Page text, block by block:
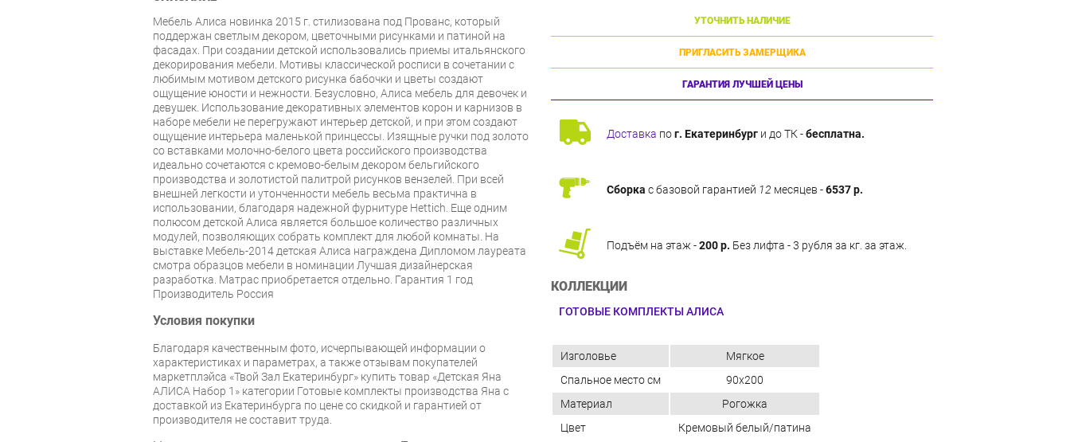
УТОЧНИТЬ НАЛИЧИЕ
ПРИГЛАСИТЬ ЗАМЕРЩИКА
ГАРАНТИЯ ЛУЧШЕЙ ЦЕНЫ
Доставка пог. Екатеринбург и до ТК -бесплатна.
Сборка с базовой гарантией 12 месяцев -6537 р.
Подъём на этаж -200 р. Без лифта - 3 рубля за кг. за этаж.
КОЛЛЕКЦИИ
ГОТОВЫЕ КОМПЛЕКТЫ АЛИСА
Мебель Алиса новинка 2015 г. стилизована под Прованс, который
поддержан светлым декором, цветочными рисунками и патиной на
фасадах. При создании детской использовались приемы итальянского
декорирования мебели. Мотивы классической росписи в сочетании с
любимым мотивом детского рисунка бабочки и цветы создают
ощущение юности и нежности. Безусловно, Алиса мебель для девочек и
девушек. Использование декоративных элементов корон и карнизов в
наборе мебели не перегружают интерьер детской, и при этом создают
ощущение интерьера маленькой принцессы. Изящные ручки под золото
со вставками молочно-белого цвета российского производства
идеально сочетаются с кремово-белым декором бельгийского
производства и золотистой палитрой рисунков вензелей. При всей
внешней легкости и утонченности мебель весьма практична в
использовании, благодаря надежной фурнитуре Hettich. Еще одним
полюсом детской Алиса является большое количество различных
модулей, позволяющих собрать комплект для любой комнаты. На
выставке Мебель-2014 детская Алиса награждена Дипломом лауреата
смотра образцов мебели в номинации Лучшая дизайнерская
разработка. Матрас приобретается отдельно. Гарантия 1 год
Производитель Россия
Условия покупки
Благодаря качественным фото, исчерпывающей информации о
характеристиках и параметрах, а также отзывам покупателей
маркетплэйса «Твой Зал Екатеринбург» купить товар «Детская Яна
АЛИСА Набор 1» категории Готовые комплекты производства Яна с
доставкой из Екатеринбурга по цене со скидкой и гарантией от
производителя не составит труда.
Изголовье
Мягкое
Спальное место см
90x200
Материал
Рогожка
Цвет
Кремовый белый/патина